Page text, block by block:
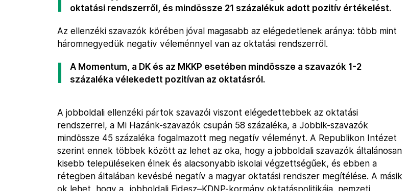
oktatási rendszerről, és mindössze 21 százalékuk adott pozitív értékelést.
Az ellenzéki szavazók körében jóval magasabb az elégedetlenek aránya: több mint
háromnegyedük negatív véleménnyel van az oktatási rendszerről.
A Momentum, a DK és az MKKP esetében mindössze a szavazók 1-2
százaléka vélekedett pozitívan az oktatásról.
A jobboldali ellenzéki pártok szavazói viszont elégedettebbek az oktatási
rendszerrel, a Mi Hazánk-szavazók csupán 58 százaléka, a Jobbik-szavazók
mindössze 45 százaléka fogalmazott meg negatív véleményt. A Republikon Intézet
szerint ennek többek között az lehet az oka, hogy a jobboldali szavazók általánosan
kisebb településeken élnek és alacsonyabb iskolai végzettségűek, és ebben a
rétegben általában kevésbé negatív a magyar oktatási rendszer megítélése. A másik
ok lehet, hogy a „jobboldali Fidesz–KDNP-kormány oktatáspolitikája, nemzeti